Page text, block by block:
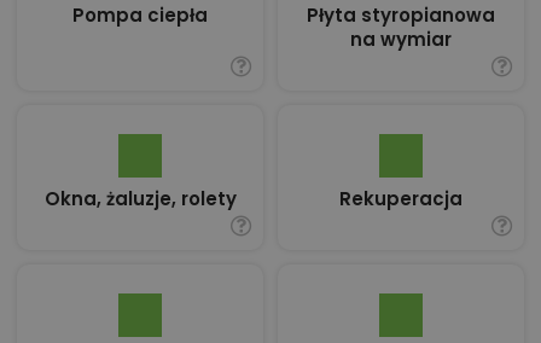
Pompa ciepła
Płyta styropianowa
na wymiar
Okna, żaluzje, rolety Rekuperacja